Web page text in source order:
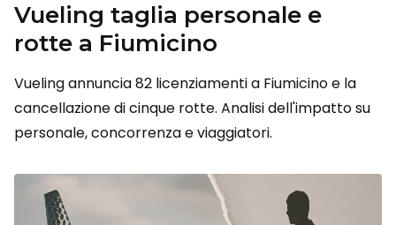
Vueling taglia personale e
rotte a Fiumicino
Vueling annuncia 82 licenziamenti a Fiumicino e la
cancellazione di cinque rotte. Analisi dell'impatto su
personale, concorrenza e viaggiatori.